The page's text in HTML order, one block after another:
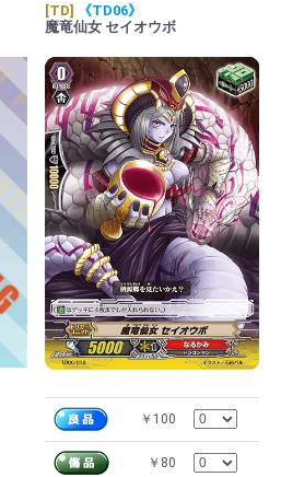
[TD]
《TD06》
魔竜仙女 セイオウボ
￥100
￥80